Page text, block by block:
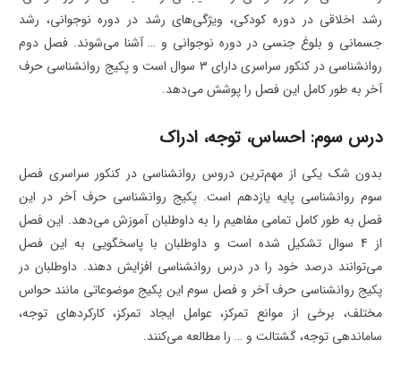
رشد اخلاقی در دوره کودکی، ویژگی‌های رشد در دوره نوجوانی، رشد
جسمانی و بلوغ جنسی در دوره نوجوانی و … آشنا می‌شوند. فصل دوم
روانشناسی در کنکور سراسری دارای 3 سوال است و پکیج روانشناسی حرف
آخر به طور کامل این فصل را پوشش می‌دهد.
درس سوم: احساس، توجه، ادراک
بدون شک یکی از مهم‌ترین دروس روانشناسی در کنکور سراسری فصل
سوم روانشناسی پایه یازدهم است. پکیج روانشناسی حرف آخر در این
فصل به طور کامل تمامی مفاهیم را به داوطلبان آموزش می‌دهد. این فصل
از 4 سوال تشکیل شده است و داوطلبان با پاسخگویی به این فصل
می‌توانند درصد خود را در درس روانشناسی افزایش دهند. داوطلبان در
پکیج روانشناسی حرف آخر و فصل سوم این پکیج موضوعاتی مانند حواس
مختلف، برخی از موانع تمرکز، عوامل ایجاد تمرکز، کارکردهای توجه،
ساماندهی توجه، گشتالت و … را مطالعه می‌کنند.